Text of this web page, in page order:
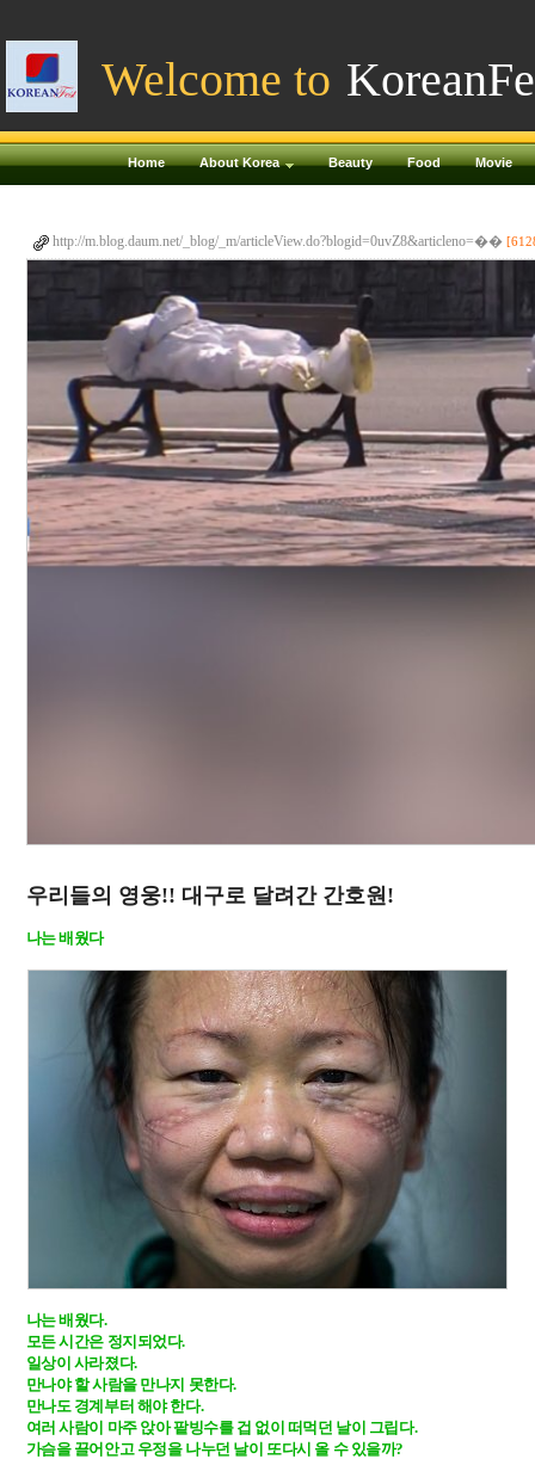
Welcome to
Home About Korea Beauty Food Movie
http://m.blog.daum.net/_blog/_m/articleView.do?blogid=0uvZ8&articleno=��
우리들의 영웅!! 대구로 달려간 간호원!
나는 배웠다
나는 배웠다.
모든 시간은 정지되었다.
일상이 사라졌다.
만나야 할 사람을 만나지 못한다.
만나도 경계부터 해야 한다.
여러 사람이 마주 앉아 팥빙수를 겁 없이 떠먹던 날이 그립다.
가슴을 끌어안고 우정을 나누던 날이 또다시 올 수 있을까?